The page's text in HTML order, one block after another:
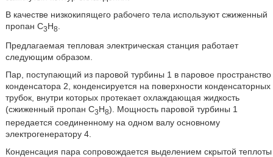
В качестве низкокипящего рабочего тела используют сжиженный
пропан C3H8
Предлагаемая тепловая электрическая станция работает
следующим образом.
Пар, поступающий из паровой турбины 1 в паровое пространство
конденсатора 2, конденсируется на поверхности конденсаторных
трубок, внутри которых протекает охлаждающая жидкость
(сжиженный пропан C3H8). Мощность паровой турбины 1
передается соединенному на одном валу основному
электрогенератору 4.
Конденсация пара сопровождается выделением скрытой теплоты